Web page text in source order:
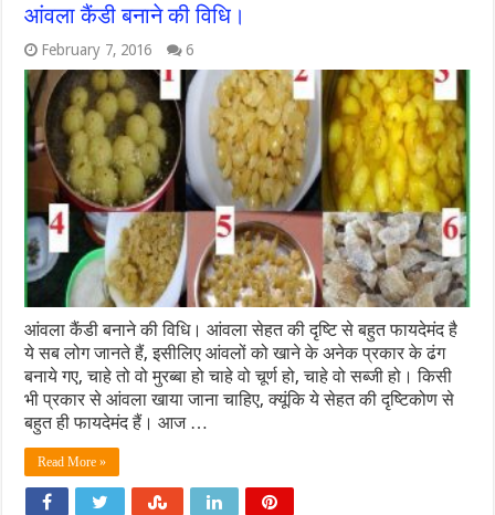
आंवला कैंडी बनाने की विधि।
February 7, 2016 6
आंवला कैंडी बनाने की विधि। आंवला सेहत की दृष्टि से बहुत फायदेमंद है
ये सब लोग जानते हैं, इसीलिए आंवलों को खाने के अनेक प्रकार के ढंग
बनाये गए, चाहे तो वो मुरब्बा हो चाहे वो चूर्ण हो, चाहे वो सब्जी हो। किसी
भी प्रकार से आंवला खाया जाना चाहिए, क्यूंकि ये सेहत की दृष्टिकोण से
बहुत ही फायदेमंद हैं। आज …
Read More »